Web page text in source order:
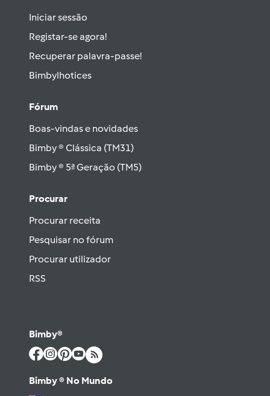
Iniciar sessão
Registar-se agora!
Recuperar palavra-passe!
Bimbylhotices
Fórum
Boas-vindas e novidades
Bimby ® Clássica (TM31)
Bimby ® 5ª Geração (TM5)
Procurar
Procurar receita
Pesquisar no fórum
Procurar utilizador
RSS
Bimby®
Bimby ® No Mundo